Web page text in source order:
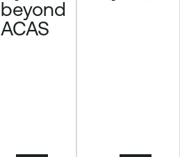
beyond
ACAS